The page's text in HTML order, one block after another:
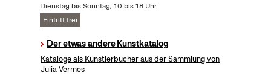
Dienstag bis Sonntag, 10 bis 18 Uhr
Eintritt frei
Der etwas andere Kunstkatalog
Kataloge als Künstlerbücher aus der Sammlung von
Julia Vermes